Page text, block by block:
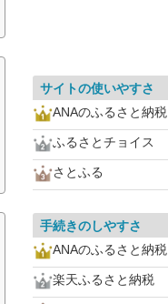
サイトの使いやすさ
ANAのふるさと納税
ふるさとチョイス
さとふる
手続きのしやすさ
ANAのふるさと納税
楽天ふるさと納税